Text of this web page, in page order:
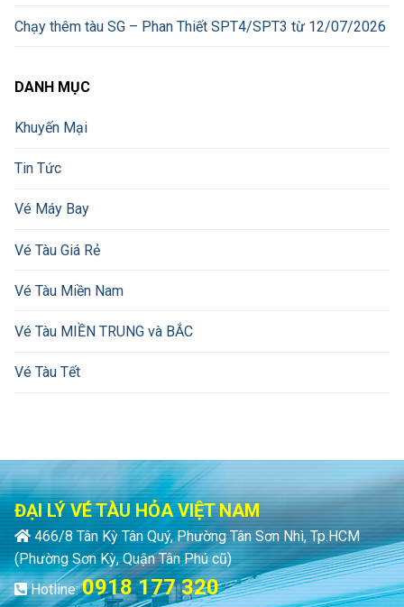
Chạy thêm tàu SG – Phan Thiết SPT4/SPT3 từ 12/07/2026
DANH MỤC
Khuyến Mại
Tin Tức
Vé Máy Bay
Vé Tàu Giá Rẻ
Vé Tàu Miền Nam
Vé Tàu MIỀN TRUNG và BẮC
Vé Tàu Tết
ĐẠI LÝ VÉ TÀU HỎA VIỆT NAM
466/8 Tân Kỳ Tân Quý, Phường Tân Sơn Nhì, Tp.HCM
(Phường Sơn Kỳ, Quận Tân Phú cũ)
Hotline:0918 177 320